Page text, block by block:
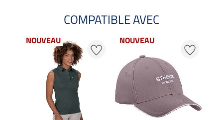
COMPATIBLE AVEC
NOUVEAU NOUVEAU